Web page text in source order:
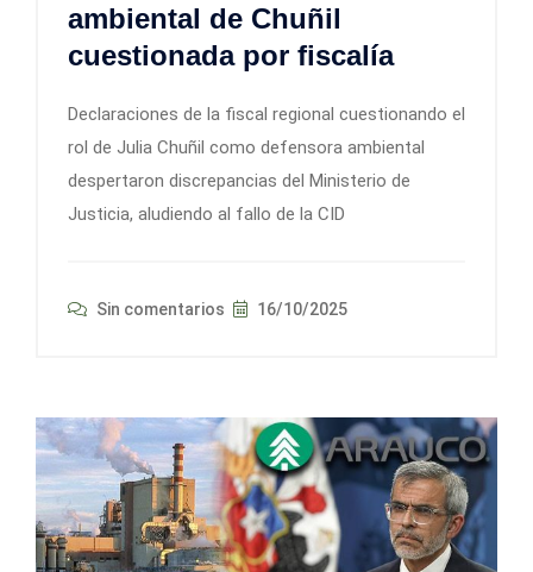
ambiental de Chuñil
cuestionada por fiscalía
Declaraciones de la fiscal regional cuestionando el
rol de Julia Chuñil como defensora ambiental
despertaron discrepancias del Ministerio de
Justicia, aludiendo al fallo de la CID
Sin comentarios 16/10/2025